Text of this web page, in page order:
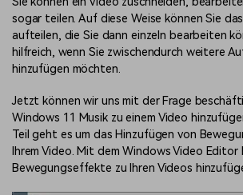
sogar teilen. Auf diese Weise können Sie
aufteilen, die Sie dann einzeln bearbeiten
hilfreich, wenn Sie zwischendurch weitere
hinzufügen möchten.
Jetzt können wir uns mit der Frage
Windows 11 Musik zu einem Video
Teil geht es um das Hinzufügen von
Ihrem Video. Mit dem Windows Video Editor
Bewegungseffekte zu Ihren Videos